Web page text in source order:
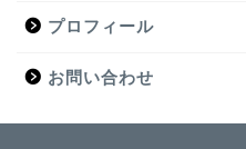
プロフィール
お問い合わせ